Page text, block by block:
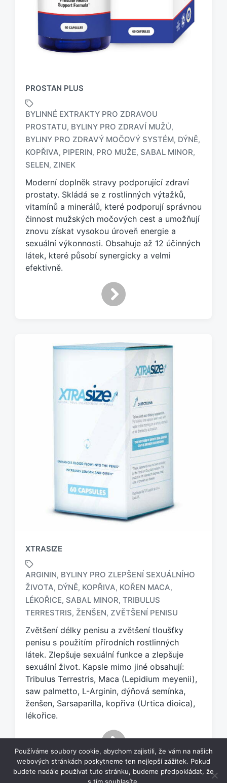
PROSTAN PLUS
O
z
n
č
e
n
o
a
g
e
m
BYLINNÉ EXTRAKTY PRO ZDRAVOU
PROSTATU, BYLINY PRO ZDRAVÍ MUŽŮ,
BYLINY PRO ZDRAVÝ MOČOVÝ SYSTÉM, DÝNĚ,
KOPŘIVA, PIPERIN, PRO MUŽE, SABAL MINOR,
SELEN, ZINEK
Moderní doplněk stravy podporující zdraví
prostaty. Skládá se z rostlinných výtažků,
vitamínů a minerálů, které podporují správnou
činnost mužských močových cest a umožňují
znovu získat vysokou úroveň energie a
sexuální výkonnosti. Obsahuje až 12 účinných
látek, které působí synergicky a velmi
efektivně.
XTRASIZE
z
n
a
e
n
o
t
a
g
e
m
ARGININ, BYLINY PRO ZLEPŠENÍ SEXUÁLNÍHO
ŽIVOTA, DÝNĚ, KOPŘIVA, KOŘEN MACA,
LÉKOŘICE, SABAL MINOR, TRIBULUS
TERRESTRIS, ŽENŠEN, ZVĚTŠENÍ PENISU
Zvětšení délky penisu a zvětšení tloušťky
penisu s použitím přírodních rostlinných
látek. Zlepšuje sexuální funkce a zlepšuje
sexuální život. Kapsle mimo jiné obsahují:
Tribulus Terrestris, Maca (Lepidium meyenii),
saw palmetto, L-Arginin, dýňová semínka,
ženšen, Sarsaparilla, kopřiva (Urtica dioica),
lékořice.
Používáme soubory cookie, abychom zajistili, že vám na našich
webových stránkách poskytneme ten nejlepší zážitek. Pokud
budete nadále používat tuto stránku, budeme předpokládat, že